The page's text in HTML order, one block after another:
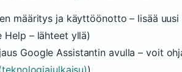
määritys ja käyttöönotto – lisää
Help – lähteet yllä)
Google Assistantin avulla – voit